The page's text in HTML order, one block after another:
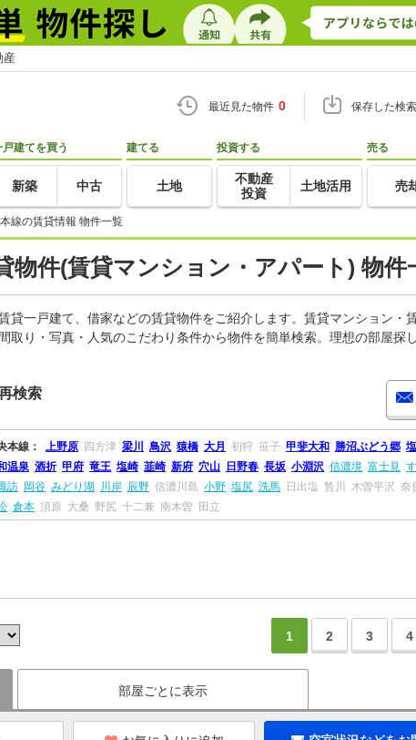
産
最近見た物件 0 保存した検
戸建てを買う
新築 中古
建てる
土地
投資する
不動産
投資
土地活用
売る
売
線の賃貸情報 物件一覧
物件(賃貸マンション・アパート) 物件
貸一戸建て、借家などの賃貸物件をご紹介します。賃貸マンション・
取り・写真・人気のこだわり条件から物件を簡単検索。理想の部屋探
検索
本線： 上野原 四方津 梁川 鳥沢 猿橋 大月 初狩 笹子 甲斐大和 勝沼ぶどう郷
温泉 酒折 甲府 竜王 塩崎 韮崎 新府 穴山 日野春 長坂 小淵沢 信濃境 富士見
訪 岡谷 みどり湖 川岸 辰野 信濃川島 小野 塩尻 洗馬 日出塩 贄川 木曽平沢 奈
倉本 須原 大桑 野尻 十二兼 南木曽 田立
1 2 3 4
部屋ごとに表示